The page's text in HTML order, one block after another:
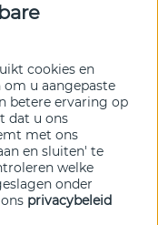
op de hoogte van
aan.
VERZENDEN
cookies en
u aangepaste
betere ervaring op
dat u ons
met ons
en sluiten' te
welke
onder
privacybeleid